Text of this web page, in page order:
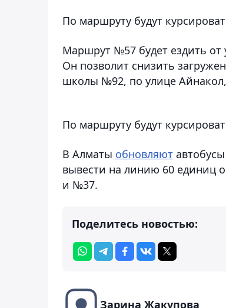
По маршруту будут
Маршрут №57 будет ездить
Он позволит снизить
школы №92, по улице
По маршруту будут
В Алматы обновляют
вывести на линию 60 единиц
и №37.
Поделитесь новостью:
Зарина Жакупова